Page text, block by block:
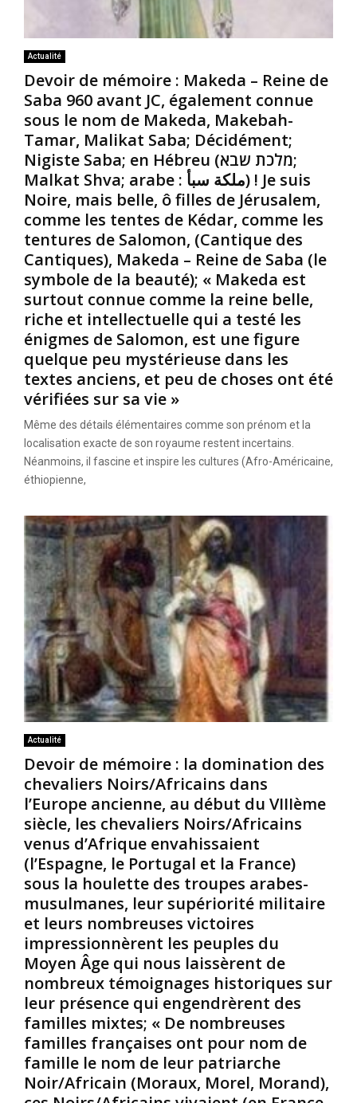
Actualité
Devoir de mémoire : Makeda – Reine de
Saba 960 avant JC, également connue
sous le nom de Makeda, Makebah-
Tamar, Malikat Saba; Décidément;
Nigiste Saba; en Hébreu (מלכת שבא;
Malkat Shva; arabe : ملكة سبأ) ! Je suis
Noire, mais belle, ô filles de Jérusalem,
comme les tentes de Kédar, comme les
tentures de Salomon, (Cantique des
Cantiques), Makeda – Reine de Saba (le
symbole de la beauté); « Makeda est
surtout connue comme la reine belle,
riche et intellectuelle qui a testé les
énigmes de Salomon, est une figure
quelque peu mystérieuse dans les
textes anciens, et peu de choses ont été
vérifiées sur sa vie »
Même des détails élémentaires comme son prénom et la
localisation exacte de son royaume restent incertains.
Néanmoins, il fascine et inspire les cultures (Afro-Américaine,
éthiopienne,
Actualité
Devoir de mémoire : la domination des
chevaliers Noirs/Africains dans
l’Europe ancienne, au début du VIIIème
siècle, les chevaliers Noirs/Africains
venus d’Afrique envahissaient
(l’Espagne, le Portugal et la France)
sous la houlette des troupes arabes-
musulmanes, leur supériorité militaire
et leurs nombreuses victoires
impressionnèrent les peuples du
Moyen Âge qui nous laissèrent de
nombreux témoignages historiques sur
leur présence qui engendrèrent des
familles mixtes; « De nombreuses
familles françaises ont pour nom de
famille le nom de leur patriarche
Noir/Africain (Moraux, Morel, Morand),